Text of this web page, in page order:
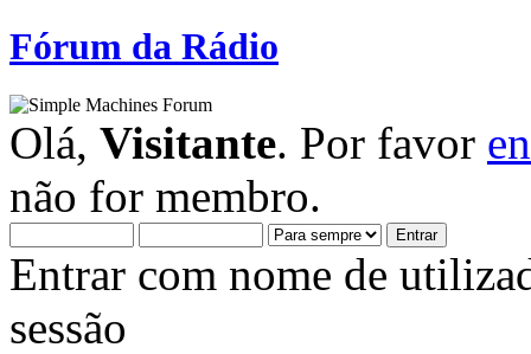
Fórum da Rádio
Olá, Visitante. Por favor
não for membro.
Entrar com nome de
sessão